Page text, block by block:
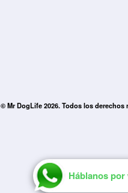
© Mr DogLife 2026. Todos los derechos
Háblanos